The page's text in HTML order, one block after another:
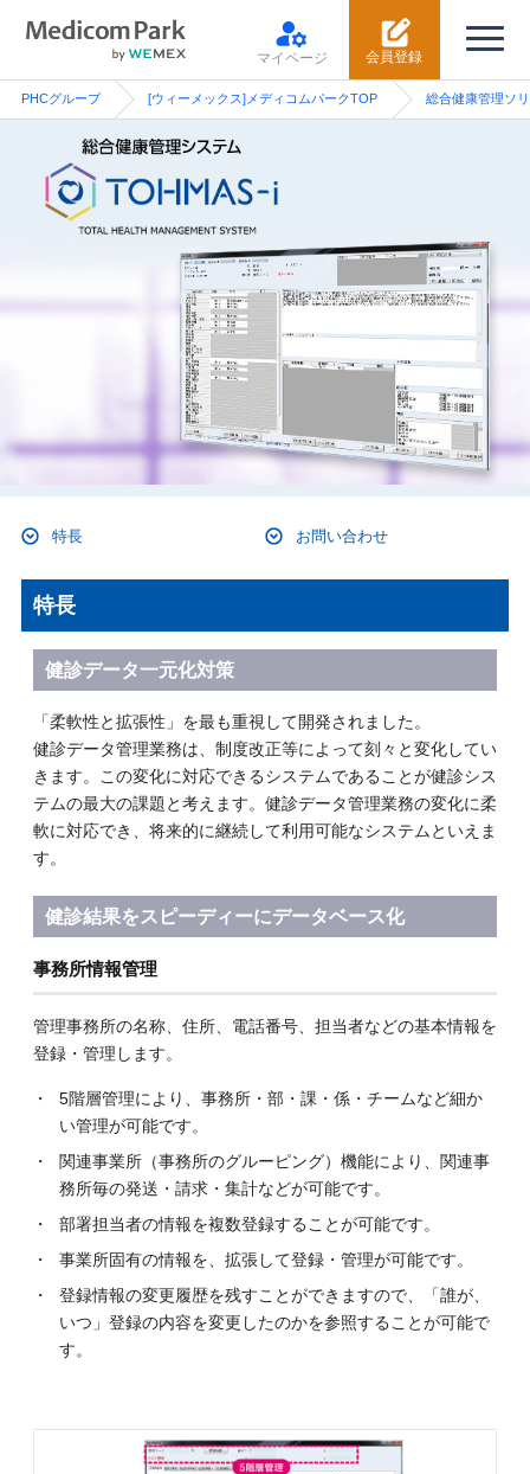
会員登録
マイページ
PHCグループ [ウィーメックス]メディコムパークTOP 総合健康管理ソ
特長 お問い合わせ
特長
健診データ一元化対策
「柔軟性と拡張性」を最も重視して開発されました。
健診データ管理業務は、制度改正等によって刻々と変化してい
きます。この変化に対応できるシステムであることが健診シス
テムの最大の課題と考えます。健診データ管理業務の変化に柔
軟に対応でき、将来的に継続して利用可能なシステムといえま
す。
健診結果をスピーディーにデータベース化
事務所情報管理
管理事務所の名称、住所、電話番号、担当者などの基本情報を
登録・管理します。
5階層管理により、事務所・部・課・係・チームなど細か
い管理が可能です。
関連事業所（事務所のグルーピング）機能により、関連事
務所毎の発送・請求・集計などが可能です。
部署担当者の情報を複数登録することが可能です。
事業所固有の情報を、拡張して登録・管理が可能です。
登録情報の変更履歴を残すことができますので、「誰が、
いつ」登録の内容を変更したのかを参照することが可能で
す。